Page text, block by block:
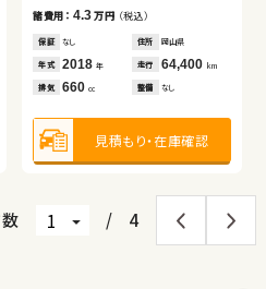
諸費用： 4.3万円 （税込）
保証 なし 住所 岡山県
年式 2018年 走行 64,400 km
排気 660cc 整備 なし
見積もり・在庫確認
見積もり・在庫確認
見積もり・在庫確認
/ 4